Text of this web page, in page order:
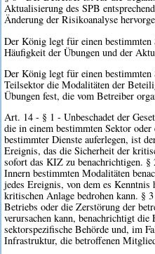
Aktualisierung des SPB
Änderung der Risikoanalyse
Der König legt für einen
Häufigkeit der Übungen und der
Der König legt für einen bestimmten
Teilsektor die Modalitäten der
Übungen fest, die vom Betreiber
Art. 14 - § 1 - Unbeschadet der
die in einem bestimmten Sektor
bestimmter Dienste auferlegen, ist
Ereignis, das die Sicherheit der
sofort das KIZ zu benachrichtigen.
Innern bestimmten Modalitäten
jedes Ereignis, von dem es Kenntnis
kritischen Anlage bedrohen kann. §
Betriebs oder die Zerstörung der
verursachen kann, benachrichtigt
sektorspezifische Behörde und, im
Infrastruktur, die betroffenen